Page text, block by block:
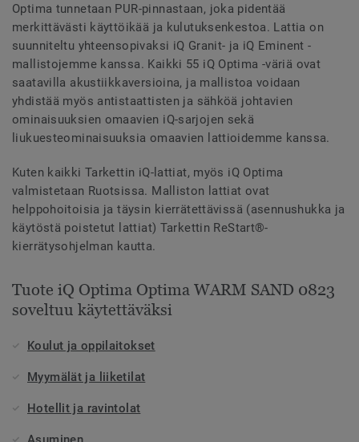
Optima tunnetaan PUR-pinnastaan, joka pidentää
merkittävästi käyttöikää ja kulutuksenkestoa. Lattia on
suunniteltu yhteensopivaksi iQ Granit- ja iQ Eminent -
mallistojemme kanssa. Kaikki 55 iQ Optima -väriä ovat
saatavilla akustiikkaversioina, ja mallistoa voidaan
yhdistää myös antistaattisten ja sähköä johtavien
ominaisuuksien omaavien iQ-sarjojen sekä
liukuesteominaisuuksia omaavien lattioidemme kanssa.
Kuten kaikki Tarkettin iQ-lattiat, myös iQ Optima
valmistetaan Ruotsissa. Malliston lattiat ovat
helppohoitoisia ja täysin kierrätettävissä (asennushukka ja
käytöstä poistetut lattiat) Tarkettin ReStart®-
kierrätysohjelman kautta.
Tuote iQ Optima Optima WARM SAND 0823
soveltuu käytettäväksi
Koulut ja oppilaitokset
Myymälät ja liiketilat
Hotellit ja ravintolat